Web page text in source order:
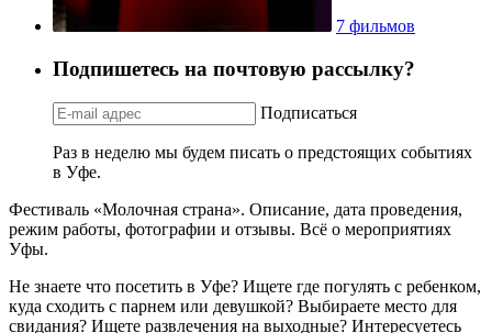
7 фильмов
Подпишетесь на почтовую рассылку?
Подписаться
Раз в неделю мы будем писать о предстоящих событиях
в Уфе.
Фестиваль «Молочная страна». Описание, дата проведения,
режим работы, фотографии и отзывы. Всё о мероприятиях
Уфы.
Не знаете что посетить в Уфе? Ищете где погулять с ребенком,
куда сходить с парнем или девушкой? Выбираете место для
свидания? Ищете развлечения на выходные? Интересуетесь